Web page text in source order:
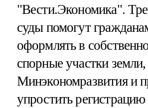
"Вести.Экономика".
суды помогут
оформлять в
спорные участки земли,
Минэкономразвития и
упростить регистрацию